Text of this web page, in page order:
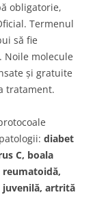
obligatorie,
Termenul
să fie
molecule
și gratuite
tratament.
diabet
C, boala
reumatoidă,
artrită